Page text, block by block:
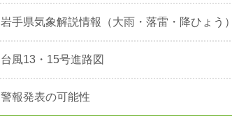
岩手県気象解説情報（大雨・落雷・降ひょう）
台風13・15号進路図
警報発表の可能性